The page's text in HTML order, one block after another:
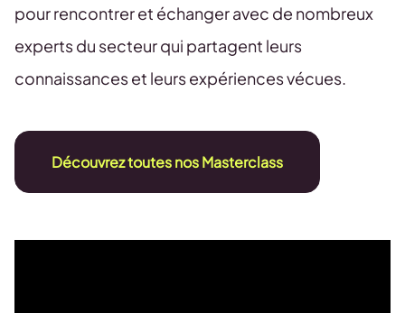
pour rencontrer et échanger avec de nombreux
experts du secteur qui partagent leurs
connaissances et leurs expériences vécues.
Découvrez toutes nos Masterclass